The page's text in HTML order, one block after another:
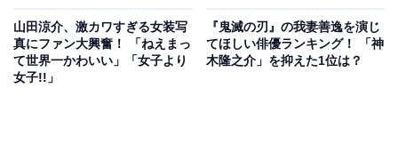
山田涼介、激カワすぎる女装写
真にファン大興奮！ 「ねえまっ
て世界一かわいい」「女子より
女子!!」
『鬼滅の刃』の我妻善逸を演じ
てほしい俳優ランキング！ 「神
木隆之介」を抑えた1位は？